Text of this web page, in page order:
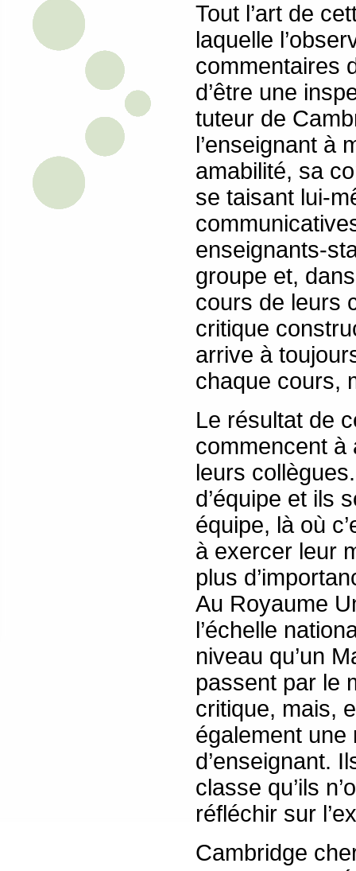
Tout l’art de
laquelle
commentaires
d’être une
tuteur de
l’enseignant à
amabilité, sa
se taisant lui-
enseignants-
groupe et,
cours de leurs
critique
arrive à
chaque cours,
Le résultat de
commencent à
leurs
d’équipe et ils
équipe, là où
à exercer leur
plus
Au Royaume
l’échelle
niveau qu’un
passent par le
critique, mais,
également une
d’enseignant.
classe qu’ils
réfléchir sur
Cambridge